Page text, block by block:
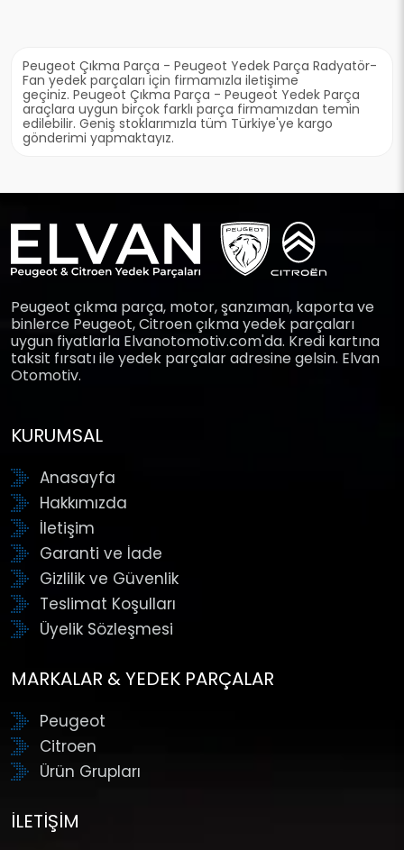
Peugeot Çıkma Parça - Peugeot Yedek Parça Radyatör-
Fan yedek parçaları için firmamızla iletişime
geçiniz. Peugeot Çıkma Parça - Peugeot Yedek Parça
araçlara uygun birçok farklı parça firmamızdan temin
edilebilir. Geniş stoklarımızla tüm Türkiye'ye kargo
gönderimi yapmaktayız.
Peugeot çıkma parça, motor, şanzıman, kaporta ve
binlerce Peugeot, Citroen çıkma yedek parçaları
uygun fiyatlarla Elvanotomotiv.com'da. Kredi kartına
taksit fırsatı ile yedek parçalar adresine gelsin. Elvan
Otomotiv.
KURUMSAL
Anasayfa
Hakkımızda
İletişim
Garanti ve İade
Gizlilik ve Güvenlik
Teslimat Koşulları
Üyelik Sözleşmesi
MARKALAR & YEDEK PARÇALAR
Peugeot
Citroen
Ürün Grupları
İLETIŞIM